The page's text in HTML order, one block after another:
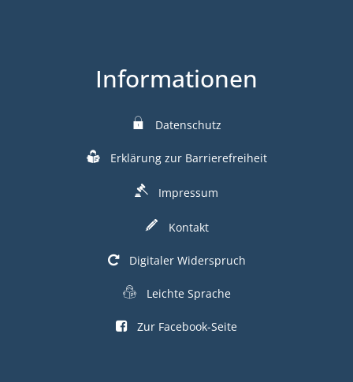
Informationen
Datenschutz
Erklärung zur Barrierefreiheit
Impressum
Kontakt
Digitaler Widerspruch
Leichte Sprache
Zur Facebook-Seite